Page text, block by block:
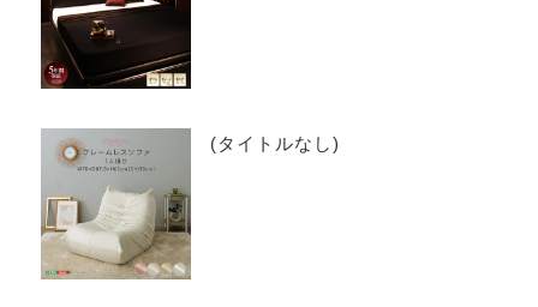
(タイトルなし)